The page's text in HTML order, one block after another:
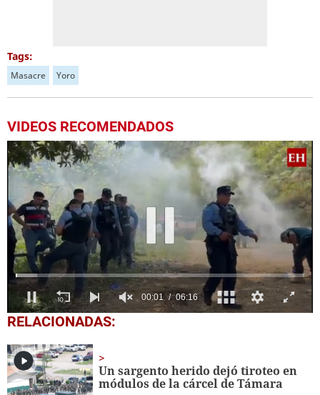
Tags:
Masacre Yoro
VIDEOS RECOMENDADOS
0
seconds
6
minutes,
16
seconds
RELACIONADAS:
Un sargento herido dejó tiroteo en
módulos de la cárcel de Támara